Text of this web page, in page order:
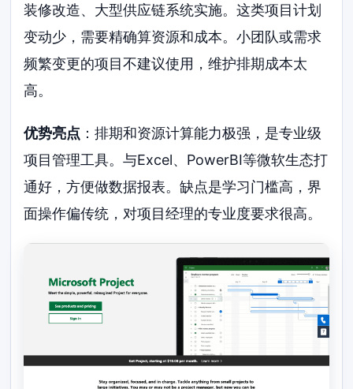
装修改造、大型供应链系统实施。这类项目计划
变动少，需要精确算资源和成本。小团队或需求
频繁变更的项目不建议使用，维护排期成本太
高。
优势亮点 ：排期和资源计算能力极强，是专业级
项目管理工具。与Excel、PowerBI等微软生态打
通好，方便做数据报表。缺点是学习门槛高，界
面操作偏传统，对项目经理的专业度要求很高。